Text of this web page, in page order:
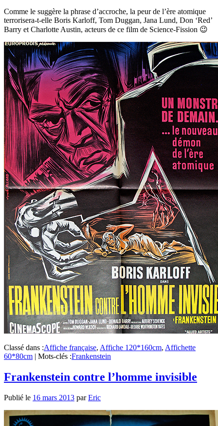
Comme le suggère la phrase d’accroche, la peur de l’ère atomique
terrorisera-t-elle Boris Karloff, Tom Duggan, Jana Lund, Don ‘Red’
Barry et Charlotte Austin, acteurs de ce film de Science-Fission 😉
Classé dans :Affiche française, Affiche 120*160cm, Affichette
60*80cm | Mots-clés :Frankenstein
Frankenstein contre l’homme invisible
Publié le 16 mars 2013 parEric